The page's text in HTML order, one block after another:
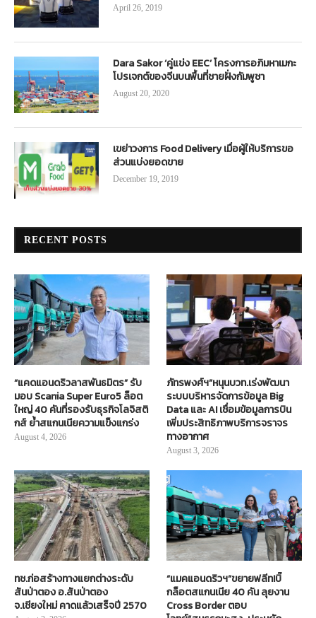
April 26, 2019
Dara Sakor ‘คู่แข่ง EEC’ โครงการอภิมหาเมกะ
โปรเจกต์ของจีนบนพื้นที่ชายฝั่งกัมพูชา
August 20, 2020
เขย่าวงการ Food Delivery เมื่อผู้ให้บริการขอ
ส่วนแบ่งยอดขาย
December 19, 2019
RECENT POSTS
“แคดแอนดริวลาสพันธมิตร” รับ
มอบ Scania Super Euro5 ล็อต
ใหญ่ 40 คันที่รองรับธุรกิจโลจิสติ
กส์ ย้ำสแกนเนียความแข็งแกร่ง
August 4, 2026
ภัทรพงศ์ฯ”หนุนบวท.เร่งพัฒนา
ระบบบริหารจัดการข้อมูล Big
Data และ AI เชื่อมข้อมูลการบิน
เพิ่มประสิทธิภาพบริการจราจร
ทางอากาศ
August 3, 2026
ทช.ก่อสร้างทางแยกต่างระดับ
สันป่าตอง อ.สันป่าตอง
จ.เชียงใหม่ คาดแล้วเสร็จปี 2570
“แมคแอนดริวฯ”ขยายฟลีท!บิ๊
กล็อตสแกนเนีย 40 คัน ลุยงาน
Cross Border ตอบ